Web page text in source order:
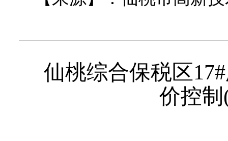
仙桃综合保税区17#
价控制